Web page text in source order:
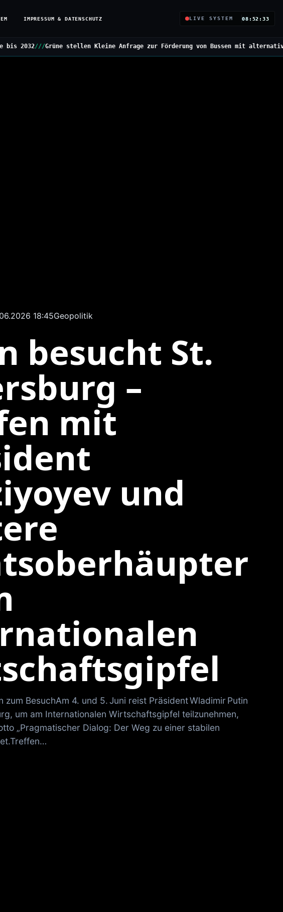
IMPRESSUM & DATENSCHUTZ LIVE SYSTEM 08:52:34
Kleine Anfrage zur Förderung von Bussen mit alternativen Antrieben///
18:45Geopolitik
besucht St.
–
mit
und
zum BesuchAm 4. und 5. Juni reist Präsident Wladimir Putin
um am Internationalen Wirtschaftsgipfel teilzunehmen,
„Pragmatischer Dialog: Der Weg zu einer stabilen